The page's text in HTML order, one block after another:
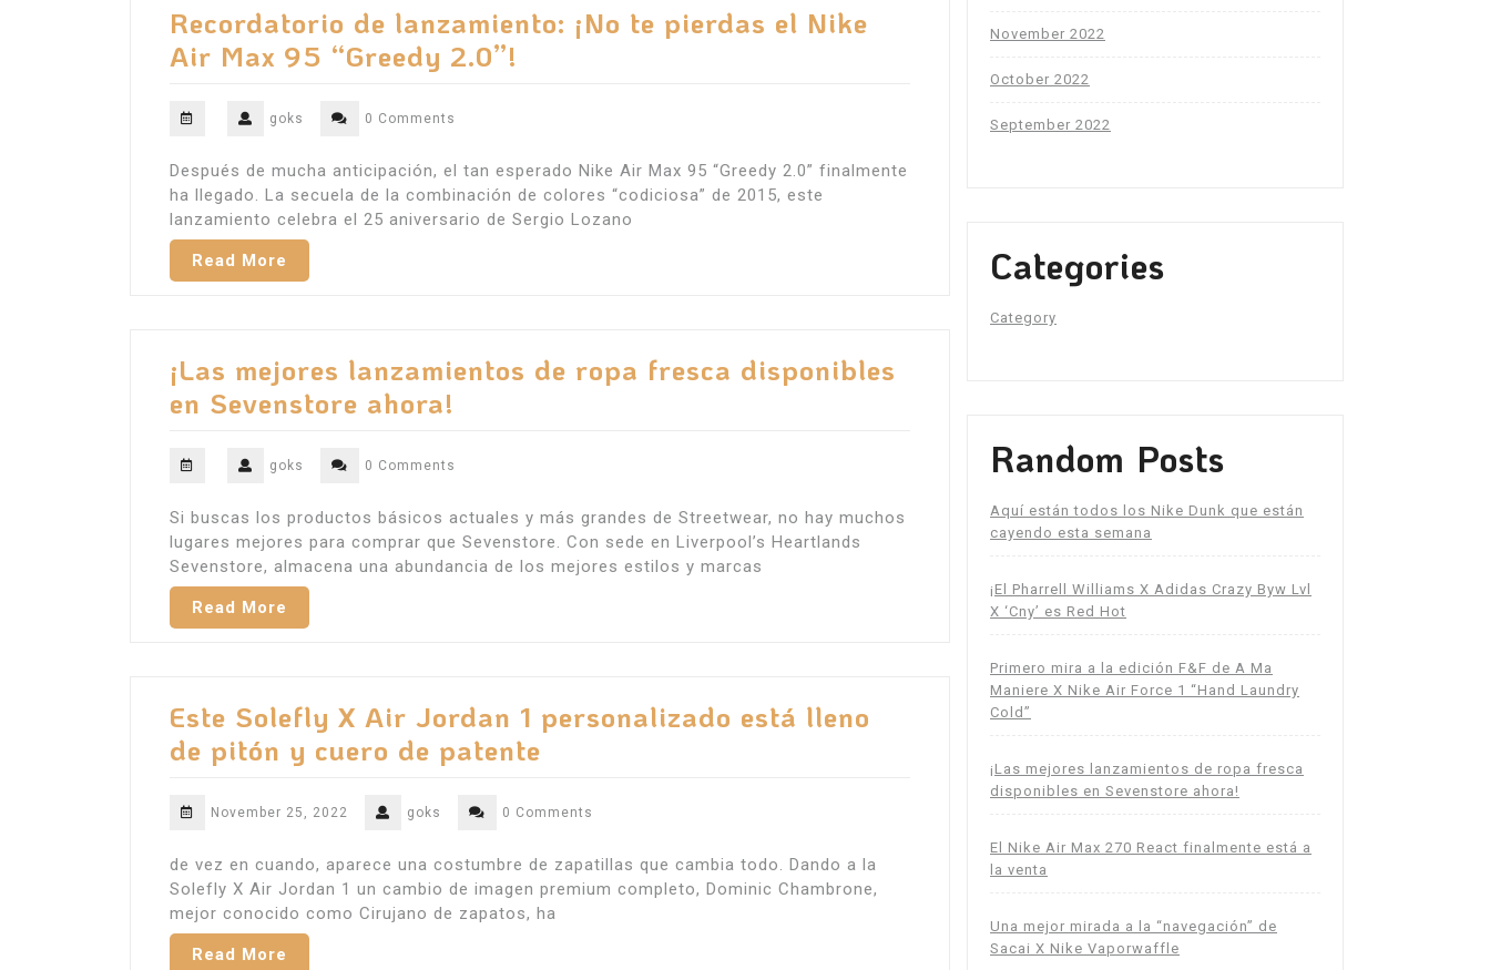
Recordatorio de lanzamiento: ¡No te pierdas el Nike
Air Max 95 “Greedy 2.0”!
goks 0 Comments
Después de mucha anticipación, el tan esperado Nike Air Max 95 “Greedy 2.0” finalmente
ha llegado. La secuela de la combinación de colores “codiciosa” de 2015, este
lanzamiento celebra el 25 aniversario de Sergio Lozano
Read More
¡Las mejores lanzamientos de ropa fresca disponibles
en Sevenstore ahora!
goks 0 Comments
Si buscas los productos básicos actuales y más grandes de Streetwear, no hay muchos
lugares mejores para comprar que Sevenstore. Con sede en Liverpool’s Heartlands
Sevenstore, almacena una abundancia de los mejores estilos y marcas
Read More
Este Solefly X Air Jordan 1 personalizado está lleno
de pitón y cuero de patente
November 25, 2022 goks 0 Comments
de vez en cuando, aparece una costumbre de zapatillas que cambia todo. Dando a la
Solefly X Air Jordan 1 un cambio de imagen premium completo, Dominic Chambrone,
mejor conocido como Cirujano de zapatos, ha
Read More
November 2022
October 2022
September 2022
Categories
Category
Random Posts
Aquí están todos los Nike Dunk que están
cayendo esta semana
¡El Pharrell Williams X Adidas Crazy Byw Lvl
X ‘Cny’ es Red Hot
Primero mira a la edición F&F de A Ma
Maniere X Nike Air Force 1 “Hand Laundry
Cold”
¡Las mejores lanzamientos de ropa fresca
disponibles en Sevenstore ahora!
El Nike Air Max 270 React finalmente está a
la venta
Una mejor mirada a la “navegación” de
Sacai X Nike Vaporwaffle